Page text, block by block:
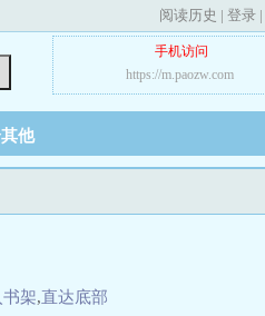
阅读历史 | 登录 |
手机访问
https://m.paozw.com
他
书架,直达底部